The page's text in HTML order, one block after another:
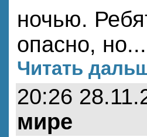
ночью.
опасно,
Читать
20:26
мире